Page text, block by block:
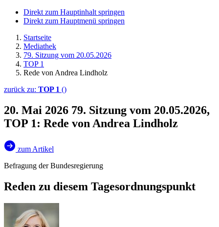
Direkt zum Hauptinhalt springen
Direkt zum Hauptmenü springen
Startseite
Mediathek
79. Sitzung vom 20.05.2026
TOP 1
Rede von Andrea Lindholz
zurück zu: TOP 1 ()
20. Mai 2026 79. Sitzung vom 20.05.2026,
TOP 1: Rede von Andrea Lindholz
zum Artikel
Befragung der Bundesregierung
Reden zu diesem Tagesordnungspunkt